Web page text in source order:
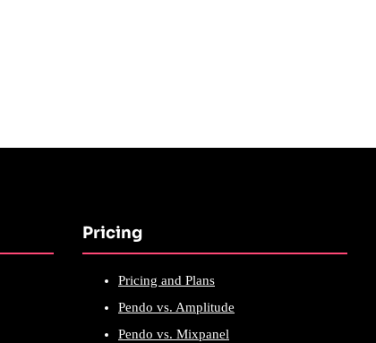
Pricing
Pricing and Plans
Pendo vs. Amplitude
Pendo vs. Mixpanel